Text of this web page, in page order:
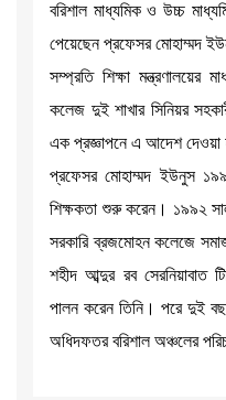
বরিশাল মাধ্যমিক ও উচ্চ
পেয়েছেন প্রফেসর মোহাম্মদ
সম্প্রতি শিক্ষা মন্ত্রণালয়ের
কলেজ দুই শাখার সিনিয়র
এক প্রজ্ঞাপনে এ আদেশ দেওয়া
প্রফেসর মোহাম্মদ ইউনুস
শিক্ষকতা শুরু করেন। ১৯৯২
সরকারি ব্রজমোহন কলেজে
শহীদ আব্দুর রব সেরনিয়াবাত
পালন করেন তিনি। পরে দুই
অধিদফতর বরিশাল অঞ্চলের